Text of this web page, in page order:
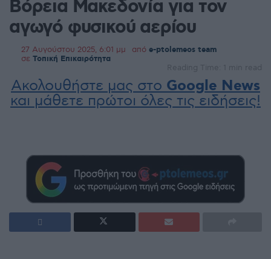
Βόρεια Μακεδονία για τον
αγωγό φυσικού αερίου
27 Αυγούστου 2025, 6:01 μμ από e-ptolemeos team
σε Τοπική Επικαιρότητα
Reading Time: 1 min read
Ακολουθήστε μας στο Google News
και μάθετε πρώτοι όλες τις ειδήσεις!